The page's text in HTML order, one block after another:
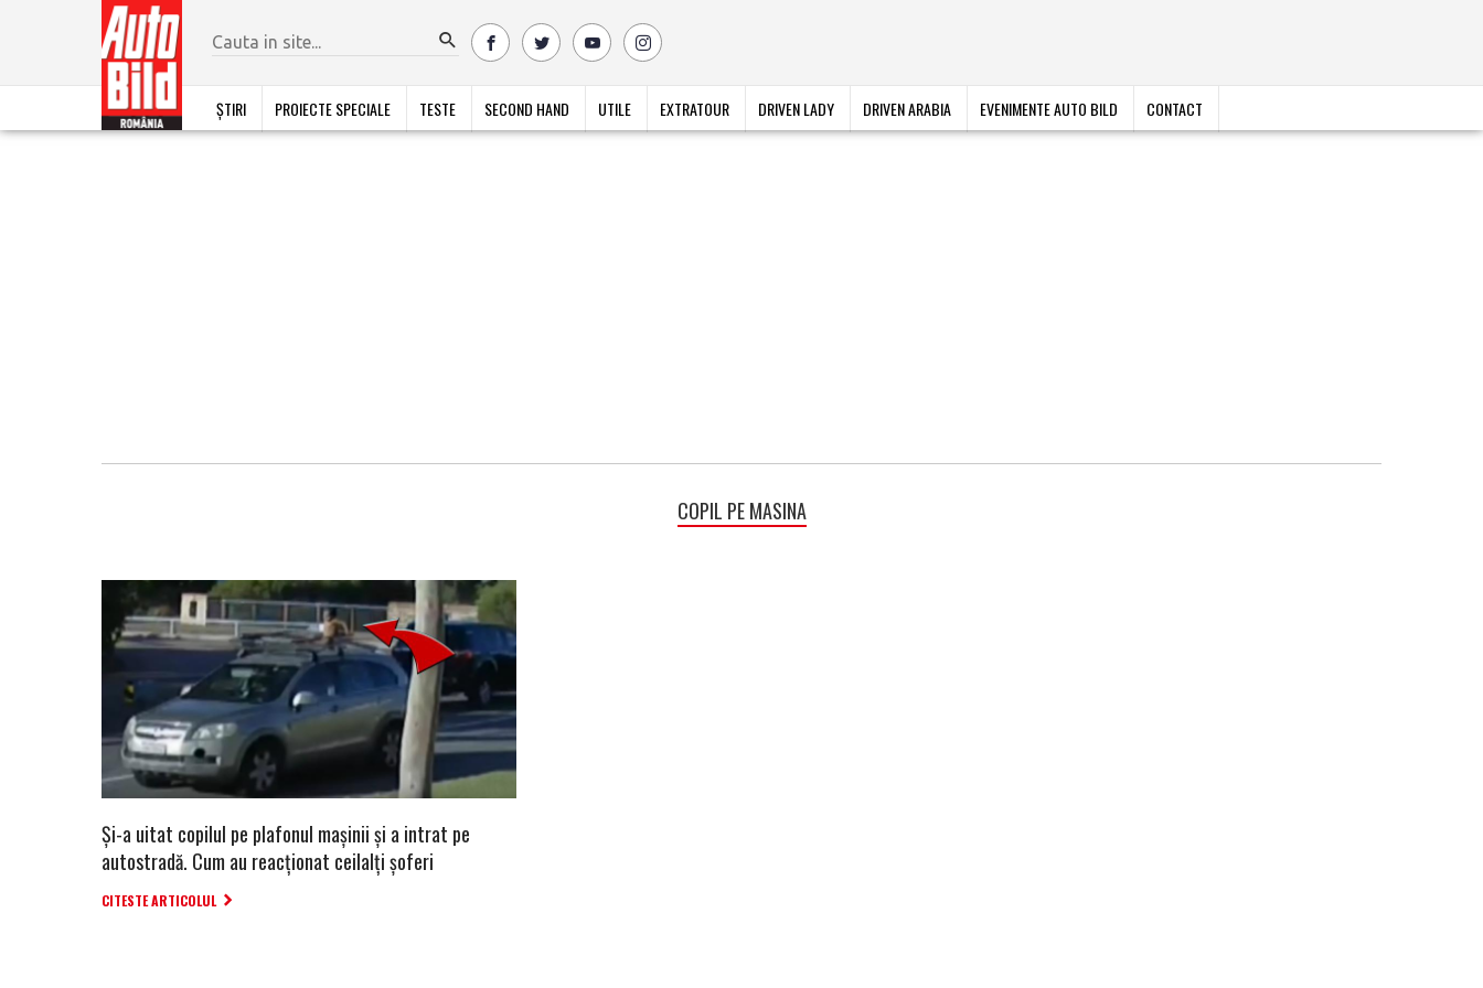
ȘTIRI PROIECTE SPECIALE TESTE SECOND HAND UTILE EXTRATOUR DRIVEN LADY DRIVEN ARABIA EVENIMENTE AUTO BILD CONTACT
COPIL PE MASINA
Și-a uitat copilul pe plafonul mașinii și a intrat pe
autostradă. Cum au reacționat ceilalți șoferi
CITESTE ARTICOLUL